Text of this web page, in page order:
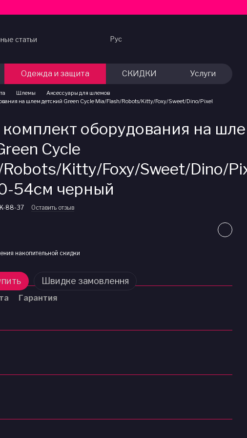
статьи
Рус
Одежда и защита СКИДКИ Услуги
Шлемы
Аксессуары для шлемов
на шлем детский Green Cycle Mia/Flash/Robots/Kitty/Foxy/Sweet/Dino/Pixel
оборудования на
Cycle
Robots/Kitty/Foxy/Sweet/Dino/
54см черный
88-37 Оставить отзыв
накопительной скидки
Швидке замовлення
Гарантия